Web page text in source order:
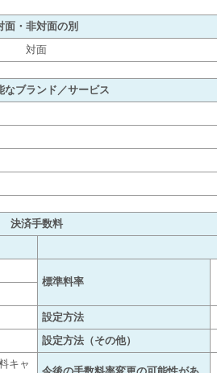
面・非対面の別
対面
なブランド／サービス
決済手数料
標準料率
設定方法
設定方法（その他）
キャ